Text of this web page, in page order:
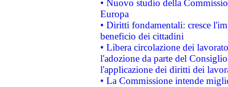
• Nuovo studio della
Europa
• Diritti fondamentali: cresce
beneficio dei cittadini
• Libera circolazione dei
l'adozione da parte del
l'applicazione dei diritti dei
• La Commissione intende